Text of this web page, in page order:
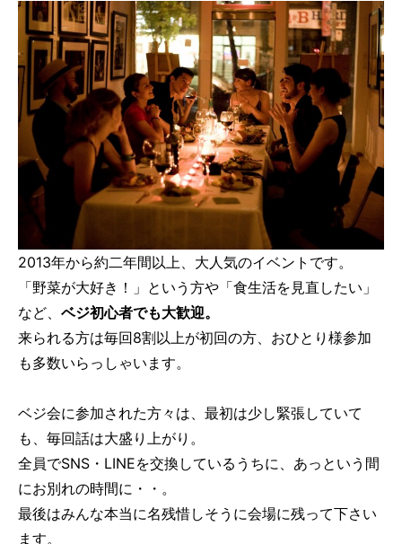
2013年から約二年間以上、大人気のイベントです。
「野菜が大好き！」という方や「食生活を見直したい」
など、 ベジ初心者でも大歓迎。
来られる方は毎回8割以上が初回の方、おひとり様参加
も多数いらっしゃいます。
ベジ会に参加された方々は、最初は少し緊張していて
も、毎回話は大盛り上がり。
全員でSNS・LINEを交換しているうちに、あっという間
にお別れの時間に・・。
最後はみんな本当に名残惜しそうに会場に残って下さい
ます。